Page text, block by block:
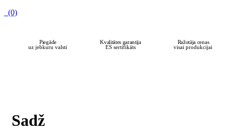
(0)
Piegāde
uz jebkuru valsti
Kvalitātes garantija
ES sertifikāts
Ražotāja cenas
visai produkcijai
Sadž